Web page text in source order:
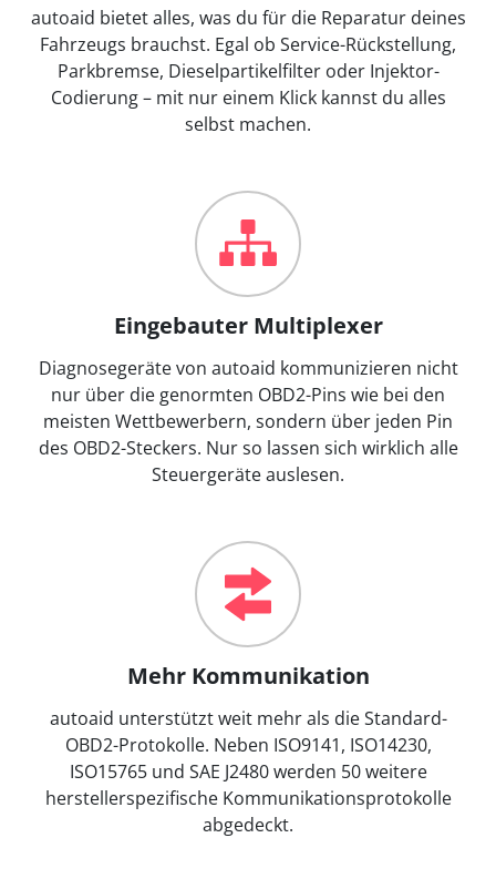
autoaid bietet alles, was du für die Reparatur deines
Fahrzeugs brauchst. Egal ob Service-Rückstellung,
Parkbremse, Dieselpartikelfilter oder Injektor-
Codierung – mit nur einem Klick kannst du alles
selbst machen.
Eingebauter Multiplexer
Diagnosegeräte von autoaid kommunizieren nicht
nur über die genormten OBD2-Pins wie bei den
meisten Wettbewerbern, sondern über jeden Pin
des OBD2-Steckers. Nur so lassen sich wirklich alle
Steuergeräte auslesen.
Mehr Kommunikation
autoaid unterstützt weit mehr als die Standard-
OBD2-Protokolle. Neben ISO9141, ISO14230,
ISO15765 und SAE J2480 werden 50 weitere
herstellerspezifische Kommunikationsprotokolle
abgedeckt.